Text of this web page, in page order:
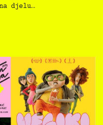
djelu…